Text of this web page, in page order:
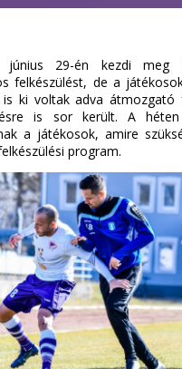
29-én kezdi meg
felkészülést, de a
ki voltak adva átmozgató
is sor került. A héten
a játékosok, amire
program.